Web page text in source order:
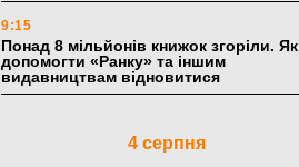
9:15
Понад 8 мільйонів книжок згоріли. Як
допомогти «Ранку» та іншим
видавництвам відновитися
4 серпня